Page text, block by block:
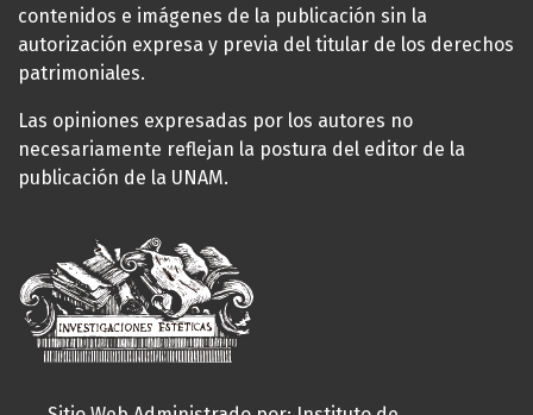
contenidos e imágenes de la publicación sin la
autorización expresa y previa del titular de los derechos
patrimoniales.
Las opiniones expresadas por los autores no
necesariamente reflejan la postura del editor de la
publicación de la UNAM.